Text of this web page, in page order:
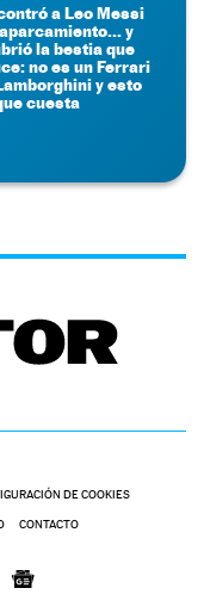
a Leo Messi
y
la bestia que
no es un Ferrari
y esto
cuesta
DE COOKIES
CONTACTO